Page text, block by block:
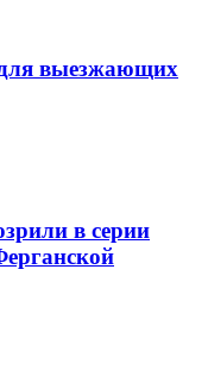
выезжающих
в серии